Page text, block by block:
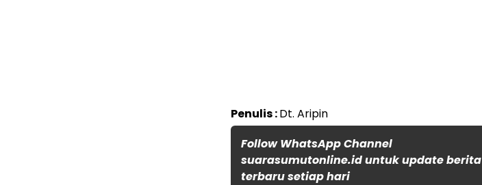
Penulis :Dt. Aripin
Follow WhatsApp Channel
suarasumutonline.id untuk update berita
terbaru setiap hari